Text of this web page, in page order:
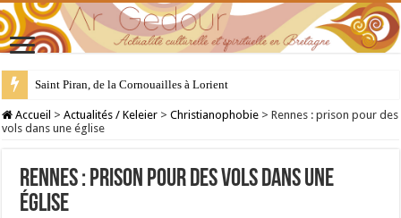
Saint Piran, de la Cornouailles à Lorient
28 juillet : Saint Samson de Dol, père de la Bretagne chrétienne
Accueil > Actualités / Keleier > Christianophobie > Rennes : prison pour des
vols dans une église
Rennes : prison pour des vols dans une
église